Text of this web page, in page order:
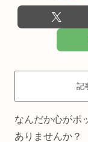
記
なんだか心がポ
ありませんか？